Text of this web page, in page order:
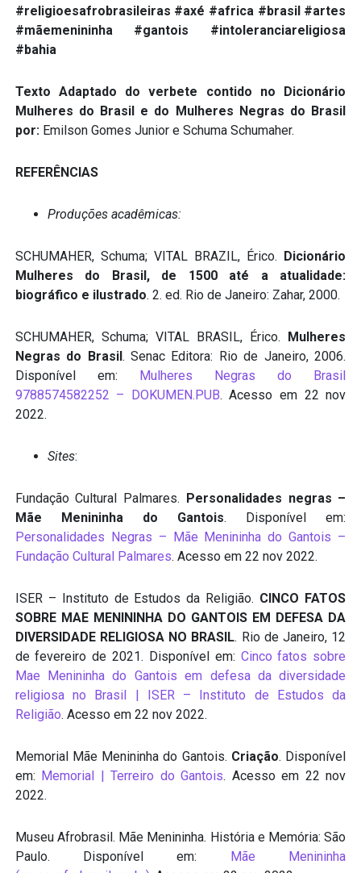
#religioesafrobrasileiras #axé #africa #brasil #artes
#mãemenininha #gantois #intoleranciareligiosa
#bahia
Texto Adaptado do verbete contido no Dicionário
Mulheres do Brasil e do Mulheres Negras do Brasil
por: Emilson Gomes Junior e Schuma Schumaher.
REFERÊNCIAS
Produções acadêmicas:
SCHUMAHER, Schuma; VITAL BRAZIL, Érico. Dicionário
Mulheres do Brasil, de 1500 até a atualidade:
biográfico e ilustrado. 2. ed. Rio de Janeiro: Zahar, 2000.
SCHUMAHER, Schuma; VITAL BRASIL, Érico. Mulheres
Negras do Brasil. Senac Editora: Rio de Janeiro, 2006.
Disponível em:
Mulheres Negras do Brasil
9788574582252 – DOKUMEN.PUB. Acesso em 22 nov
2022.
Sites:
Fundação Cultural Palmares. Personalidades negras –
Mãe Menininha do Gantois. Disponível em:
Personalidades Negras – Mãe Menininha do Gantois –
Fundação Cultural Palmares. Acesso em 22 nov 2022.
ISER – Instituto de Estudos da Religião. CINCO FATOS
SOBRE MAE MENININHA DO GANTOIS EM DEFESA DA
DIVERSIDADE RELIGIOSA NO BRASIL. Rio de Janeiro, 12
de fevereiro de 2021. Disponível em: Cinco fatos sobre
Mae Menininha do Gantois em defesa da diversidade
religiosa no Brasil | ISER – Instituto de Estudos da
Religião. Acesso em 22 nov 2022.
Memorial Mãe Menininha do Gantois. Criação. Disponível
em: Memorial | Terreiro do Gantois. Acesso em 22 nov
2022.
Museu Afrobrasil. Mãe Menininha. História e Memória: São
Paulo. Disponível em: Mãe Menininha